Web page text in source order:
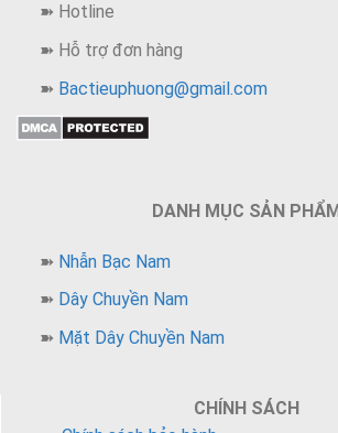
Cam kết các sản phẩm đều được làm
bac.
Bảo hành chất lượng sản phẩm trọn đời
Hoàn tiền 100% nếu k phải là bạc.
➽ Hotline
➽ Hỗ trợ đơn hàng
➽ Bactieuphuong@gmail.com
DANH MỤC SẢN
➽ Nhẫn Bạc Nam
➽ Dây Chuyền Nam
➽ Mặt Dây Chuyền Nam
CHÍNH SÁCH